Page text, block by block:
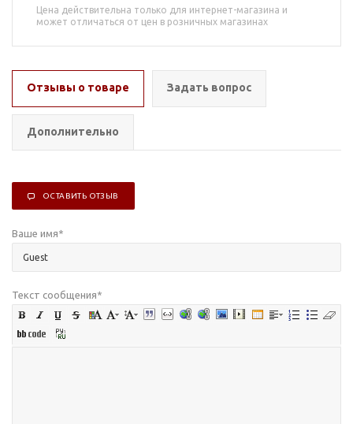
Цена действительна только для интернет-магазина и
может отличаться от цен в розничных магазинах
Отзывы о товаре Задать вопрос
Дополнительно
ОСТАВИТЬ ОТЗЫВ
Ваше имя*
Текст сообщения*